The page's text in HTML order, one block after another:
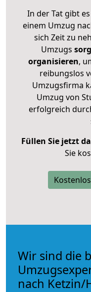
In der Tat gibt
einem Umzug
sich Zeit zu
Umzugs
organisieren,
reibungslos
Umzugsfirma
Umzug von
erfolgreich
Füllen Sie jetzt
Sie
Wir sind die
nach Ketzin/